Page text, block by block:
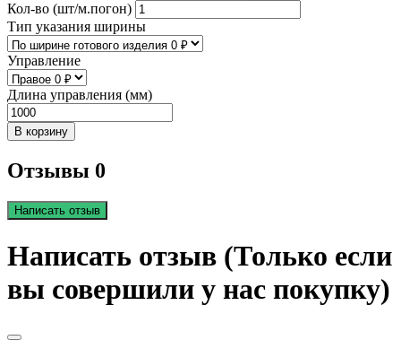
Кол-во (шт/м.погон)
Тип указания ширины
Управление
Длина управления (мм)
В корзину
Отзывы 0
Написать отзыв
Написать отзыв (Только если
вы совершили у нас покупку)